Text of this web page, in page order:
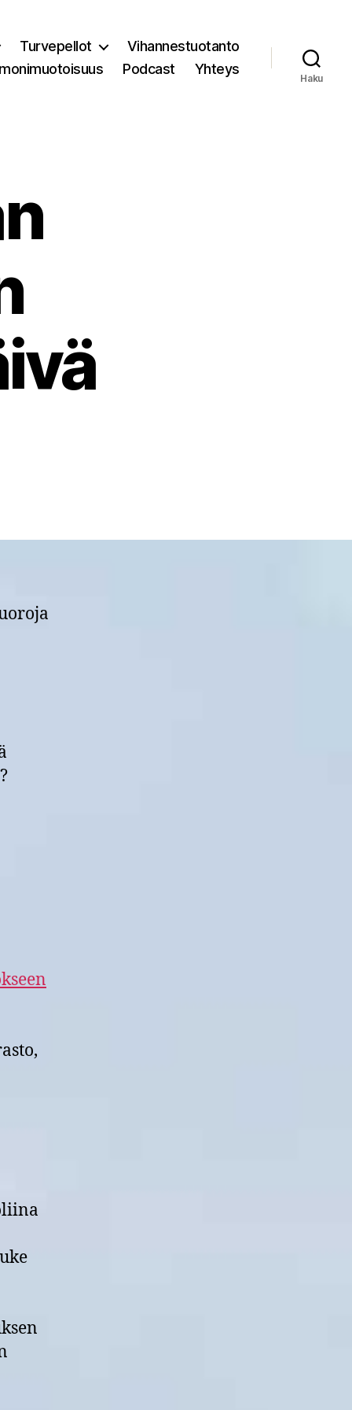
Turvepellot
Vihannestuotanto
Podcast Yhteys
Haku
?